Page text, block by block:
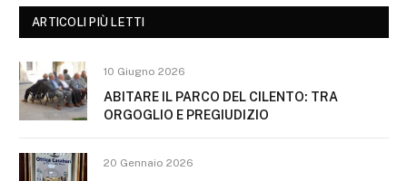
ARTICOLI PIÙ LETTI
10 Giugno 2026
ABITARE IL PARCO DEL CILENTO: TRA
ORGOGLIO E PREGIUDIZIO
20 Gennaio 2026